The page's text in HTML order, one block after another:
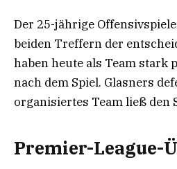
Der 25-jährige
beiden Treffern der
haben heute als Team stark
nach dem Spiel. Glasners
organisiertes Team ließ den
Premier-League-